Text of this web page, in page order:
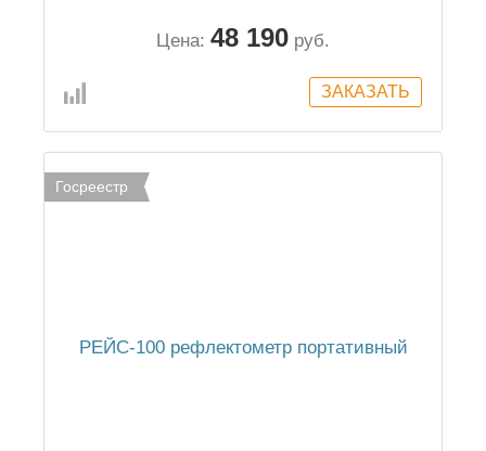
Цена: 48 190 руб.
Госреестр
РЕЙС-100 рефлектометр портативный